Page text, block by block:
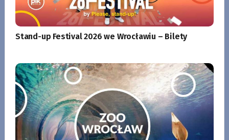
Stand-up Festival 2026 we Wrocławiu – Bilety